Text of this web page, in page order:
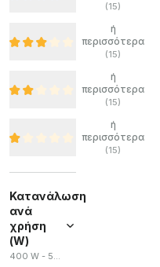
(15)
ή
περισσότερα
(15)
ή
περισσότερα
(15)
ή
περισσότερα
(15)
Κατανάλωση
ανά
χρήση
(W)
400 W - 550 W